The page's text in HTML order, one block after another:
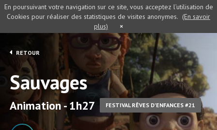
RETOUR
Sauvages
Animation - 1h27 FESTIVAL RÊVES D'ENFANCES #21
En poursuivant votre navigation sur ce site, vous acceptez l’utilisation de
Cookies pour réaliser des statistiques de visites anonymes. (En savoir
plus)
×